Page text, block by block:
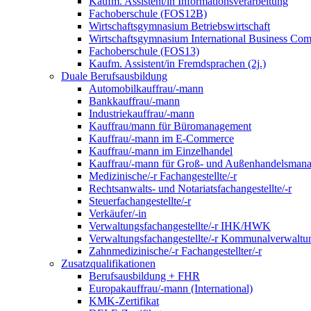
Fachoberschule (FOS12B)
Wirtschaftsgymnasium Betriebswirtschaft
Wirtschaftsgymnasium International Business
Fachoberschule (FOS13)
Kaufm. Assistent/in Fremdsprachen (2j.)
Duale Berufsausbildung
Automobilkauffrau/-mann
Bankkauffrau/-mann
Industriekauffrau/-mann
Kauffrau/mann für Büromanagement
Kauffrau/-mann im E-Commerce
Kauffrau/-mann im Einzelhandel
Kauffrau/-mann für Groß- und
Medizinische/-r Fachangestellte/-r
Rechtsanwalts- und Notariatsfachangestellte/-r
Steuerfachangestellte/-r
Verkäufer/-in
Verwaltungs­fach­angestellte/-r IHK/HWK
Verwaltungsfach­angestellte/-r
Zahnmedizinische/-r Fachangestellter/-r
Zusatzqualifikationen
Berufsausbildung + FHR
Europakauffrau/-mann (International)
KMK-Zertifikat